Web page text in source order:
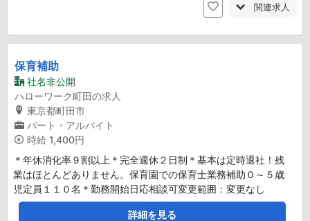
関連求人
保育補助
社名非公開
ハローワーク町田の求人
東京都町田市
パート・アルバイト
時給 1,400円
＊年休消化率９割以上＊完全週休２日制＊基本は定時退社！残
業はほとんどありません。保育園での保育士業務補助０～５歳
児定員１１０名＊勤務開始日応相談可変更範囲：変更なし
詳細を見る